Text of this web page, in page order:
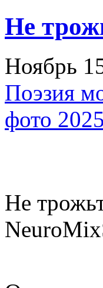
Не
Ноябрь
Поэзия
фото 2025
Не